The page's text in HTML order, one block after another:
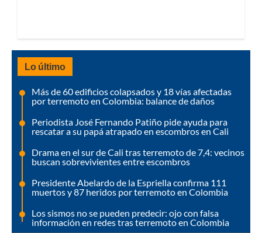
Lo último
Más de 60 edificios colapsados y 18 vías afectadas
por terremoto en Colombia: balance de daños
Periodista José Fernando Patiño pide ayuda para
rescatar a su papá atrapado en escombros en Cali
Drama en el sur de Cali tras terremoto de 7,4: vecinos
buscan sobrevivientes entre escombros
Presidente Abelardo de la Espriella confirma 111
muertos y 87 heridos por terremoto en Colombia
Los sismos no se pueden predecir: ojo con falsa
información en redes tras terremoto en Colombia